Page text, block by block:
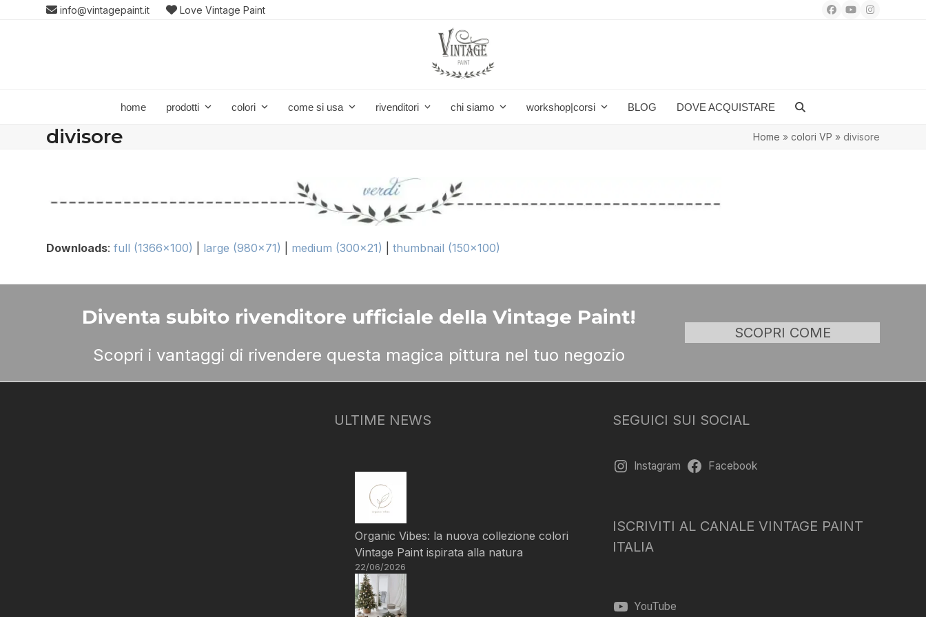
info@vintagepaint.it Love Vintage Paint Facebook
YouTubeInstagram
home prodotti colori come si usa rivenditori chi siamo workshop|corsi BLOG DOVE ACQUISTARE
divisore Home » colori VP » divisore
Downloads:full (1366x100) large (980x71) medium (300x21) |thumbnail (150x100)
Diventa subito rivenditore ufficiale della Vintage Paint!
Scopri i vantaggi di rivendere questa magica pittura nel tuo negozio
SCOPRI COME
ULTIME NEWS
Organic Vibes: la nuova collezione colori
Vintage Paint ispirata alla natura
22/06/2026
SEGUICI SUI SOCIAL
Instagram Facebook
ISCRIVITI AL CANALE VINTAGE PAINT
ITALIA
YouTube